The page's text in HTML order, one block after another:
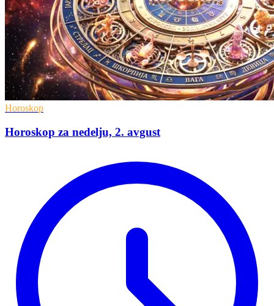
Horoskop
Horoskop za nedelju, 2. avgust